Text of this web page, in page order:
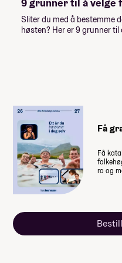
26
Norgestur
Lån fra
Les mer om priser, lån
Studiestøtten for neste
studiestøtte legges inn
Summen du
Sliter du med å bestemme
høsten? Her er 9 grunner
Få
Få
ro og